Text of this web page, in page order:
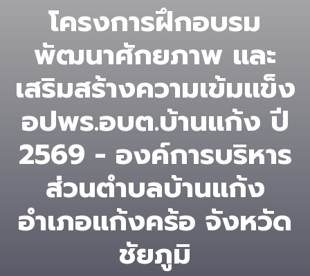
โครงการฝึกอบรม
พัฒนาศักยภาพ และ
เสริมสร้างความเข้มแข็ง
อปพร.อบต.บ้านแก้ง ปี
2569 - องค์การบริหาร
ส่วนตําบลบ้านแก้ง
อำเภอแก้งคร้อ จังหวัด
ชัยภูมิ